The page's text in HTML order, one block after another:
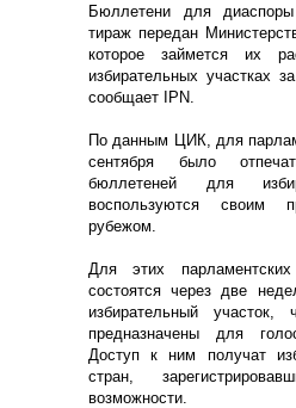
Бюллетени для
тираж передан
которое займется их
избирательных участках
сообщает IPN.
По данным ЦИК, для
сентября было
бюллетеней для
воспользуются своим
рубежом.
Для этих
состоятся через две
избирательный участок,
предназначены для
Доступ к ним получат
стран,
возможности.